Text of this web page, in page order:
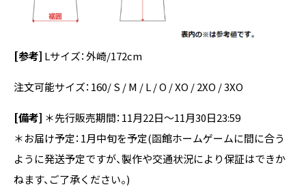
[参考] Lサイズ：外崎/172cm
注文可能サイズ：160/ S / M / L / O / XO / 2XO / 3XO
[備考] ＊先行販売期間：11月22日〜11月30日23:59
＊お届け予定：1月中旬を予定(函館ホームゲームに間に合う
ように発送予定ですが、製作や交通状況により保証はできか
ねます、ご了承ください。)